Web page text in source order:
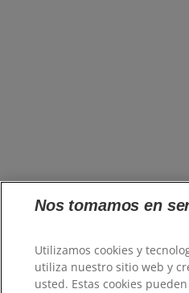
Nos tomamos en
Utilizamos cookies y
utiliza nuestro sitio web y
usted. Estas cookies